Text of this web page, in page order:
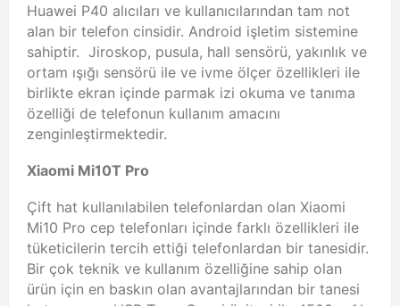
Huawei P40 alıcıları ve kullanıcılarından tam not
alan bir telefon cinsidir. Android işletim sistemine
sahiptir. Jiroskop, pusula, hall sensörü, yakınlık ve
ortam ışığı sensörü ile ve ivme ölçer özellikleri ile
birlikte ekran içinde parmak izi okuma ve tanıma
özelliği de telefonun kullanım amacını
zenginleştirmektedir.
Xiaomi Mi10T Pro
Çift hat kullanılabilen telefonlardan olan Xiaomi
Mi10 Pro cep telefonları içinde farklı özellikleri ile
tüketicilerin tercih ettiği telefonlardan bir tanesidir.
Bir çok teknik ve kullanım özelliğine sahip olan
ürün için en baskın olan avantajlarından bir tanesi